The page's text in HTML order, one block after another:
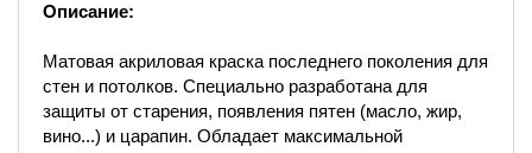
Описание:
Матовая акриловая краска последнего поколения для
стен и потолков. Специально разработана для
защиты от старения, появления пятен (масло, жир,
вино...) и царапин. Обладает максимальной